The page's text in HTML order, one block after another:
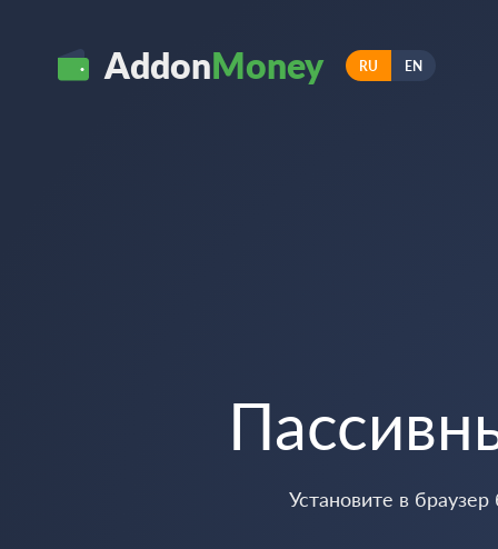
AddonMoney RU EN
Установите в